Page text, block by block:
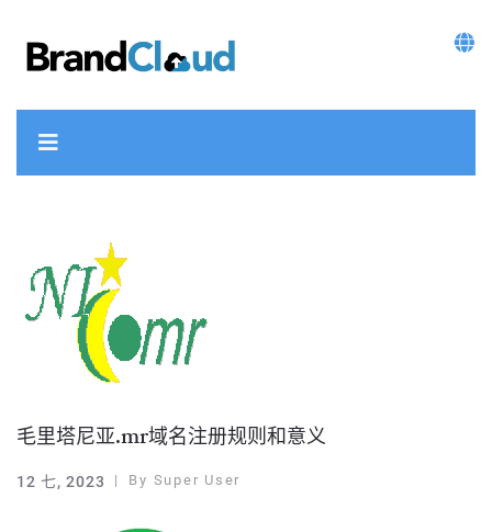
毛里塔尼亚.mr域名注册规则和意义
12 七, 2023 By Super User